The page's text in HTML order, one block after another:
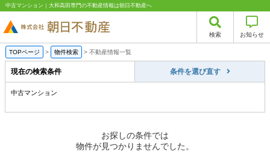
中古マンション｜大和高田専門の不動産情報は朝日不動産へ
検索 お知らせ
TOPページ > 物件検索 > 不動産情報一覧
現在の検索条件 条件を選び直す
中古マンション
お探しの条件では
物件が見つかりませんでした。